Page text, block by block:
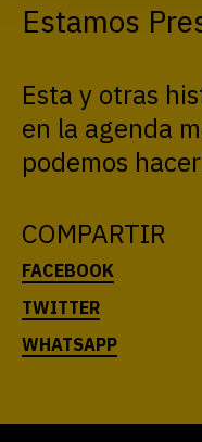
Estamos
Esta y otras
en la agenda
podemos
COMPARTIR